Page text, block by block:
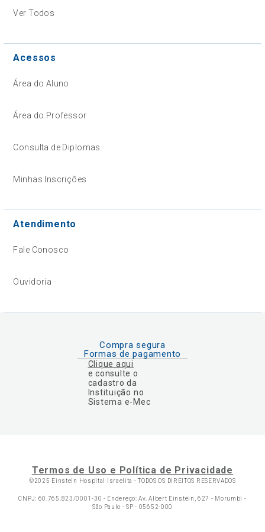
Ver Todos
Acessos
Área do Aluno
Área do Professor
Consulta de Diplomas
Minhas Inscrições
Atendimento
Fale Conosco
Ouvidoria
Compra segura
Formas de pagamento
Clique aqui
e consulte o
cadastro da
Instituição no
Sistema e-Mec
Termos de Uso e Política de Privacidade
©2025 Einstein Hospital Israelita -TODOS OS DIREITOS RESERVADOS
CNPJ: 60.765.823/0001-30 - Endereço: Av. Albert Einstein, 627 - Morumbi -
São Paulo - SP - 05652-000